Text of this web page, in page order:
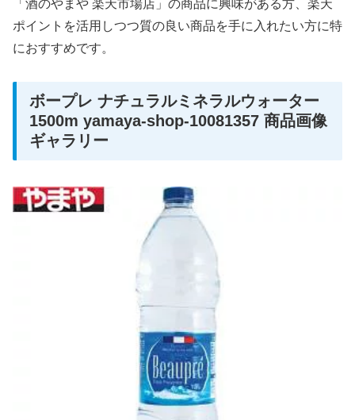
「酒のやまや 楽天市場店」の商品に興味がある方、楽天
ポイントを活用しつつ質の良い商品を手に入れたい方に特
におすすめです。
ボープレ ナチュラルミネラルウォーター
1500m yamaya-shop-10081357 商品画像
ギャラリー